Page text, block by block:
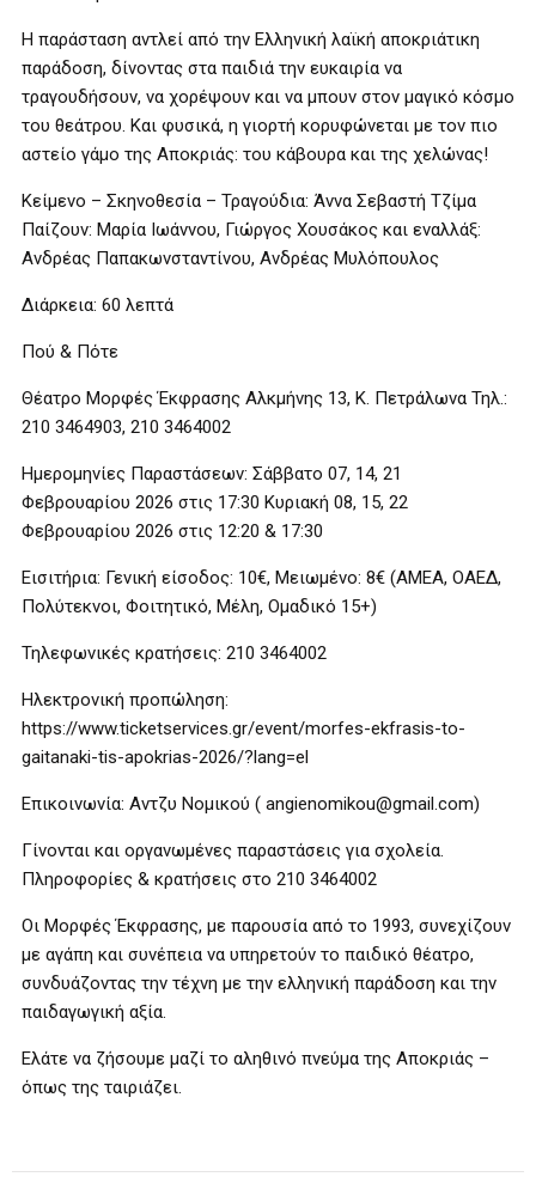
Η παράσταση αντλεί από την Ελληνική λαϊκή αποκριάτικη
παράδοση, δίνοντας στα παιδιά την ευκαιρία να
τραγουδήσουν, να χορέψουν και να μπουν στον μαγικό κόσμο
του θεάτρου. Και φυσικά, η γιορτή κορυφώνεται με τον πιο
αστείο γάμο της Αποκριάς: του κάβουρα και της χελώνας!
Κείμενο – Σκηνοθεσία – Τραγούδια: Άννα Σεβαστή Τζίμα
Παίζουν: Μαρία Ιωάννου, Γιώργος Χουσάκος και εναλλάξ:
Ανδρέας Παπακωνσταντίνου, Ανδρέας Μυλόπουλος
Διάρκεια: 60 λεπτά
Πού & Πότε
Θέατρο Μορφές Έκφρασης Αλκμήνης 13, Κ. Πετράλωνα Τηλ.:
210 3464903, 210 3464002
Ημερομηνίες Παραστάσεων: Σάββατο 07, 14, 21
Φεβρουαρίου 2026 στις 17:30 Κυριακή 08, 15, 22
Φεβρουαρίου 2026 στις 12:20 & 17:30
Εισιτήρια: Γενική είσοδος: 10€, Μειωμένο: 8€ (ΑΜΕΑ, ΟΑΕΔ,
Πολύτεκνοι, Φοιτητικό, Μέλη, Ομαδικό 15+)
Τηλεφωνικές κρατήσεις: 210 3464002
Ηλεκτρονική προπώληση:
https://www.ticketservices.gr/event/morfes-ekfrasis-to-
gaitanaki-tis-apokrias-2026/?lang=el
Επικοινωνία: Αντζυ Νομικού ( angienomikou@gmail.com)
Γίνονται και οργανωμένες παραστάσεις για σχολεία.
Πληροφορίες & κρατήσεις στο 210 3464002
Οι Μορφές Έκφρασης, με παρουσία από το 1993, συνεχίζουν
με αγάπη και συνέπεια να υπηρετούν το παιδικό θέατρο,
συνδυάζοντας την τέχνη με την ελληνική παράδοση και την
παιδαγωγική αξία.
Ελάτε να ζήσουμε μαζί το αληθινό πνεύμα της Αποκριάς –
όπως της ταιριάζει.